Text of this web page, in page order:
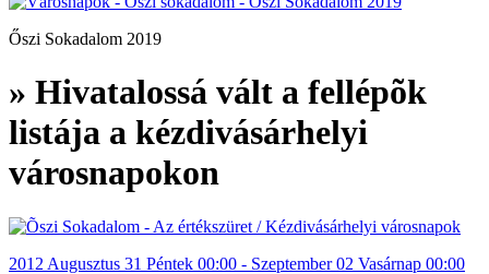
Őszi Sokadalom 2019
» Hivatalossá vált a fellépõk
listája a kézdivásárhelyi
városnapokon
2012 Augusztus 31 Péntek 00:00 - Szeptember 02 Vasárnap 00:00